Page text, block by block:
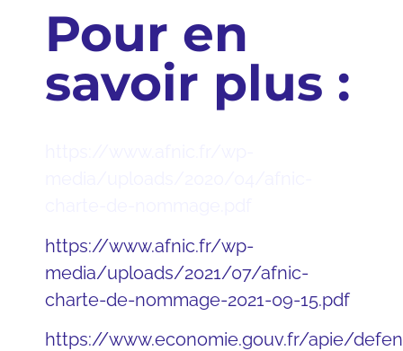
Pour en
savoir plus :
https://www.afnic.fr/wp-
media/uploads/2021/07/afnic-
charte-de-nommage-2021-09-15.pdf
https://www.economie.gouv.fr/apie/